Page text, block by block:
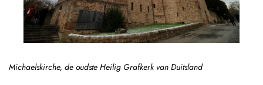
Michaelskirche, de oudste Heilig Grafkerk van Duitsland